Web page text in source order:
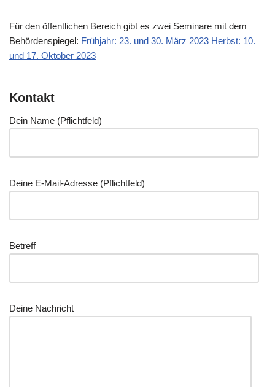
Für den öffent­li­chen Bereich gibt es zwei Semi­na­re mit dem
Behör­den­spie­gel: Früh­jahr: 23. und 30. März 2023 Herbst: 10.
und 17. Okto­ber 2023
Kontakt
Dein Name (Pflicht­feld)
Dei­ne E‑Mail-Adres­se (Pflicht­feld)
Betreff
Dei­ne Nachricht